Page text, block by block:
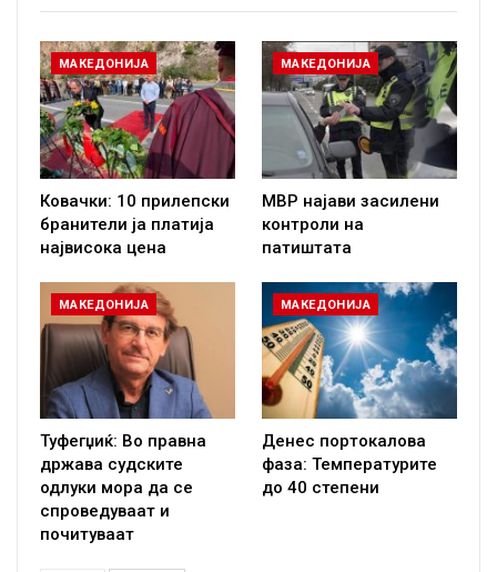
МАКЕДОНИЈА
Ковачки: 10 прилепски
бранители ја платија
највисока цена
МАКЕДОНИЈА
МВР најави засилени
контроли на
патиштата
МАКЕДОНИЈА
Туфегџиќ: Во правна
држава судските
одлуки мора да се
спроведуваат и
почитуваат
МАКЕДОНИЈА
Денес портокалова
фаза: Температурите
до 40 степени